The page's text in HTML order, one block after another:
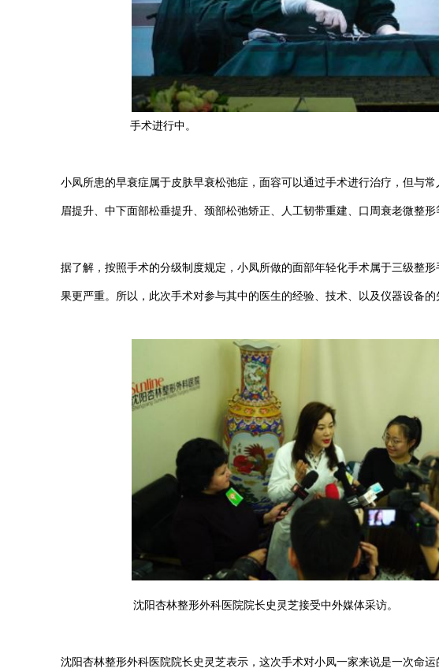
手术进行中。
小凤所患的早衰症属于皮肤早衰松弛症，面容可以通过手术进行治疗，但与
眉提升、中下面部松垂提升、颈部松弛矫正、人工韧带重建、口周衰老微整形
据了解，按照手术的分级制度规定，小凤所做的面部年轻化手术属于三级整
果更严重。所以，此次手术对参与其中的医生的经验、技术、以及仪器设备
沈阳杏林整形外科医院院长史灵芝接受中外媒体采访。
沈阳杏林整形外科医院院长史灵芝表示，这次手术对小凤一家来说是一次命